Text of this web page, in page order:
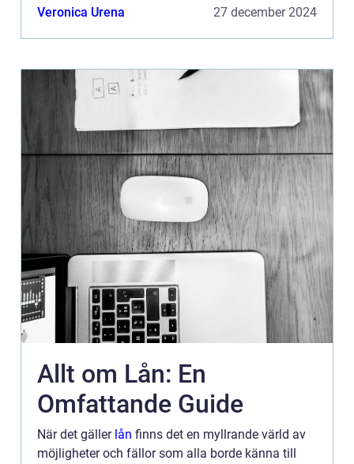
Veronica Urena 27 december 2024
Allt om Lån: En
Omfattande Guide
När det gäller lån finns det en myllrande värld av
möjligheter och fällor som alla borde känna till